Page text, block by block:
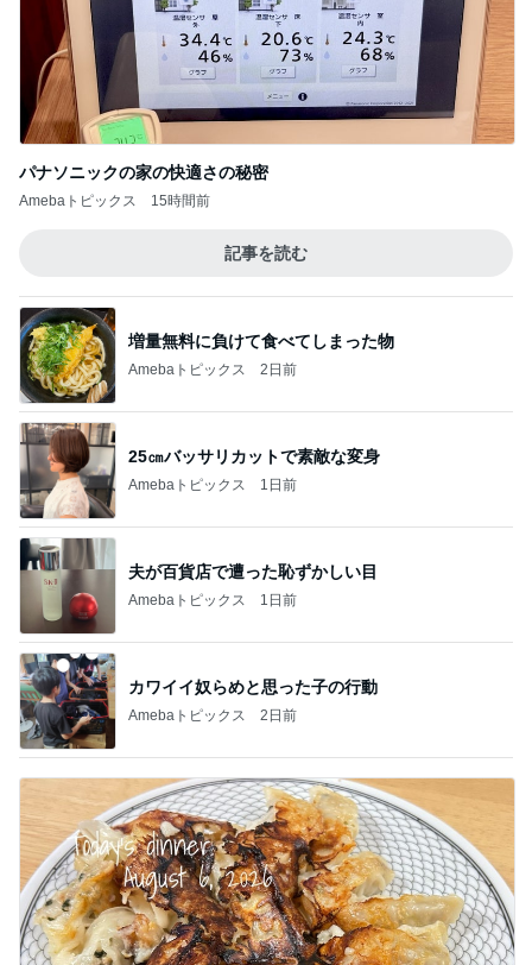
パナソニックの家の快適さの秘密
Amebaトピックス 15時間前
記事を読む
増量無料に負けて食べてしまった物
Amebaトピックス 2日前
25㎝バッサリカットで素敵な変身
Amebaトピックス 1日前
夫が百貨店で遭った恥ずかしい目
Amebaトピックス 1日前
カワイイ奴らめと思った子の行動
Amebaトピックス 2日前